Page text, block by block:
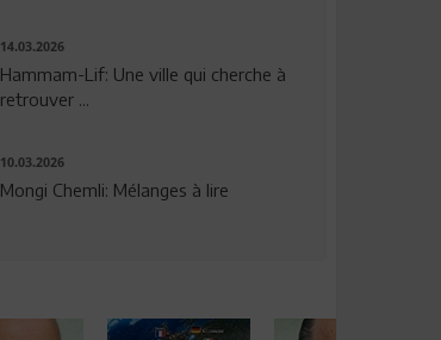
14.03.2026
Hammam-Lif: Une ville qui cherche à
retrouver ...
10.03.2026
Mongi Chemli: Mélanges à lire